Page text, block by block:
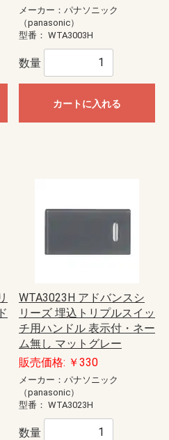
メーカー：パナソニック
（panasonic）
型番： WTA3003H
数量
カートに入れる
WTA3023H アドバンスシ
リーズ 埋込トリプルスイッ
チ用ハンドル 表示付・ネー
ム無し マットグレー
販売価格: ￥330
メーカー：パナソニック
（panasonic）
型番： WTA3023H
数量